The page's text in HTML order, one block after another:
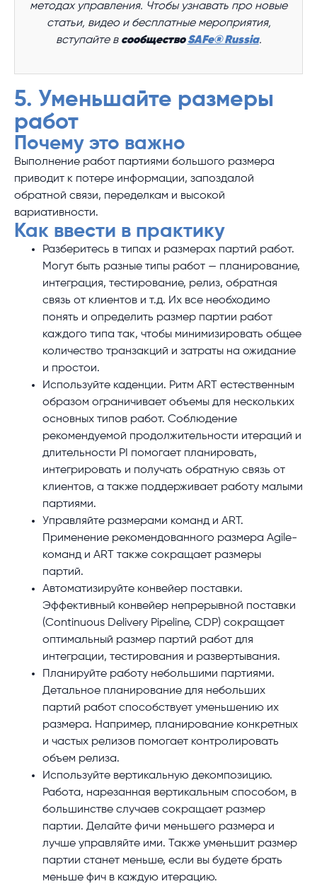
методах управления. Чтобы узнавать про новые
статьи, видео и бесплатные мероприятия,
вступайте в сообществоSAFe® Russia.
5. Уменьшайте размеры
работ
Почему это важно
Выполнение работ партиями большого размера
приводит к потере информации, запоздалой
обратной связи, переделкам и высокой
вариативности.
Как ввести в практику
Разберитесь в типах и размерах партий работ.
Могут быть разные типы работ — планирование,
интеграция, тестирование, релиз, обратная
связь от клиентов и т.д. Их все необходимо
понять и определить размер партии работ
каждого типа так, чтобы минимизировать общее
количество транзакций и затраты на ожидание
и простои.
Используйте каденции. Ритм ART естественным
образом ограничивает объемы для нескольких
основных типов работ. Соблюдение
рекомендуемой продолжительности итераций и
длительности PI помогает планировать,
интегрировать и получать обратную связь от
клиентов, а также поддерживает работу малыми
партиями.
Управляйте размерами команд и ART.
Применение рекомендованного размера Agile-
команд и ART также сокращает размеры
партий.
Автоматизируйте конвейер поставки.
Эффективный конвейер непрерывной поставки
(Continuous Delivery Pipeline, CDP) сокращает
оптимальный размер партий работ для
интеграции, тестирования и развертывания.
Планируйте работу небольшими партиями.
Детальное планирование для небольших
партий работ способствует уменьшению их
размера. Например, планирование конкретных
и частых релизов помогает контролировать
объем релиза.
Используйте вертикальную декомпозицию.
Работа, нарезанная вертикальным способом, в
большинстве случаев сокращает размер
партии. Делайте фичи меньшего размера и
лучше управляйте ими. Также уменьшит размер
партии станет меньше, если вы будете брать
меньше фич в каждую итерацию.